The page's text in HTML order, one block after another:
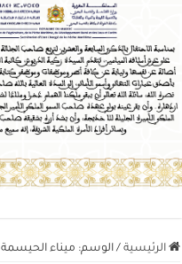
الرئيسية / الوسم: ميناء الحيسمة